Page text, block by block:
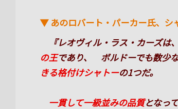
▼ あのロバート・パーカー氏、シ
『レオヴィル・ラス・カーズは
の王であり、 ボルドーでも数少
きる格付けシャトーの1つだ。
一貫して一級並みの品質となっ